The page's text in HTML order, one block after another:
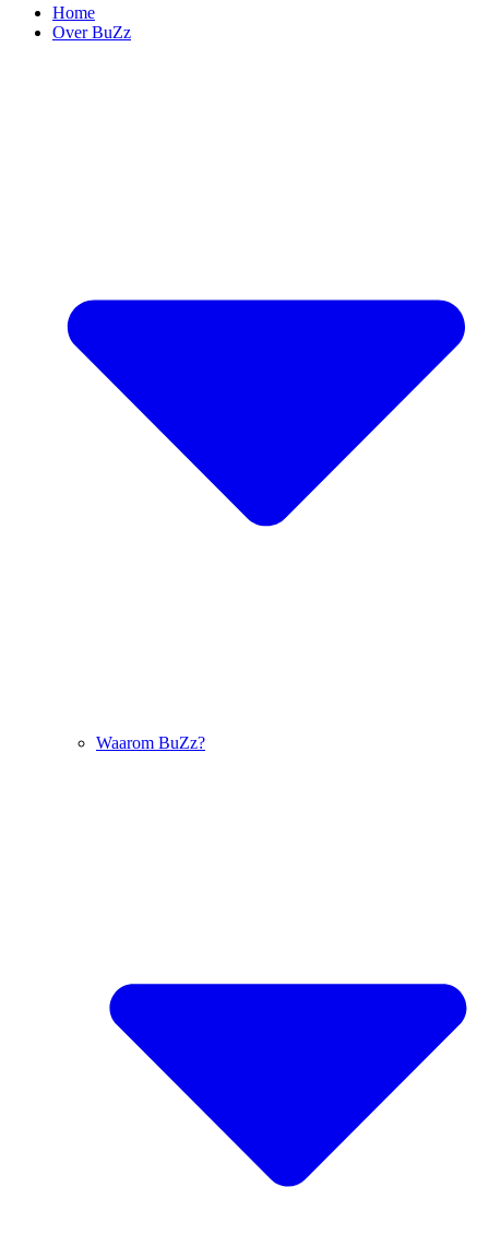
Home
Over BuZz
Waarom BuZz?